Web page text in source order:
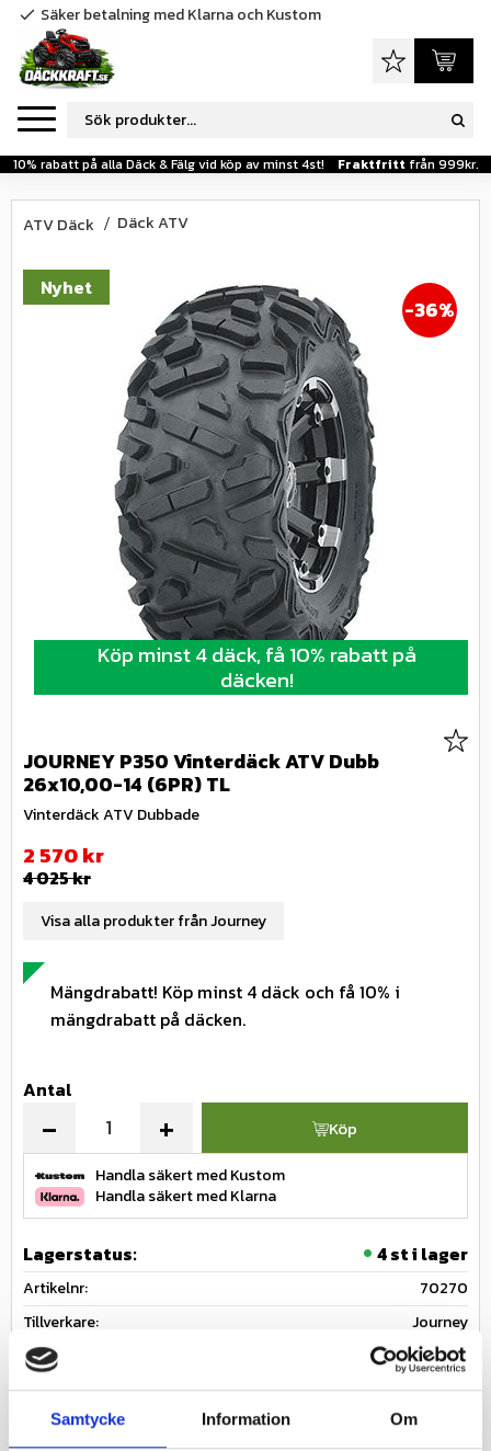
Samtycke Information Om
Meny
10% rabatt på alla Däck & Fälg vid köp av minst 4st! Fraktfritt från 999kr.
check Säker betalning med Klarna och Kustom
Favoriter
ATV Däck Däck ATV
Köp minst 4 däck, få 10% rabatt på
däcken!
36%
Nyhet
JOURNEY P350 Vinterdäck ATV Dubb
26x10,00-14 (6PR) TL
Vinterdäck ATV Dubbade
Mängdrabatt! Köp minst 4 däck och få 10% i
mängdrabatt på däcken.
Nedsatt pris:
2 570kr
Ordinarie pris:
4 025kr
Antal
+
- Köp
Handla säkert med Kustom
Handla säkert med Klarna
Lagerstatus 4 st i lager
Artikelnr
70270
Tillverkare
Journey
Visa alla produkter från Journey
Ge ett omdöme!